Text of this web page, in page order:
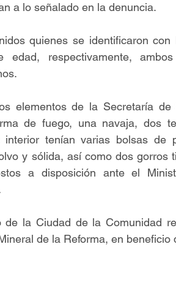
a lo señalado en la denuncia.
quienes se identificaron con
respectivamente,
elementos de la Secretaría de
de fuego, una navaja, dos
tenían varias bolsas de
y sólida, así como dos gorros
a disposición ante el
la Ciudad de la Comunidad
de la Reforma, en beneficio